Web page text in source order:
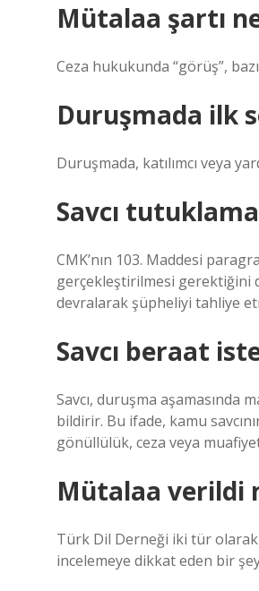
Mütalaa şartı
Ceza hukukunda “görüş”,
Duruşmada ilk
Duruşmada, katılımcı veya
Savcı
CMK’nın 103. Maddesi
gerçekleştirilmesi gerektiğini
devralarak şüpheliyi tahliye
Savcı beraat
Savcı, duruşma aşamasında
bildirir. Bu ifade, kamu
gönüllülük, ceza veya
Mütalaa verildi
Türk Dil Derneği iki tür olarak
incelemeye dikkat eden bir